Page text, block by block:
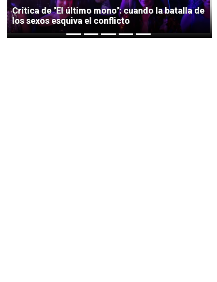
Crítica de "El último mono": cuando la batalla de
los sexos esquiva el conflicto